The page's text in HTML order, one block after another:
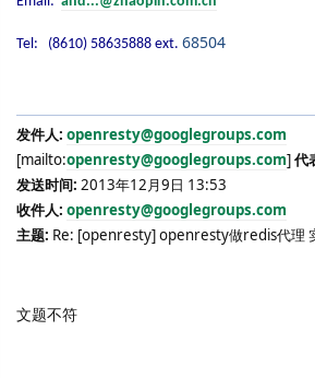
Tel: (8610) 58635888 ext. 68504
发件人: openresty@googlegroups.com
[mailto:openresty@googlegroups.com]代
发送时间: 2013年12月9日 13:53
收件人: openresty@googlegroups.com
主题: Re: [openresty] openresty做redis代理
文题不符